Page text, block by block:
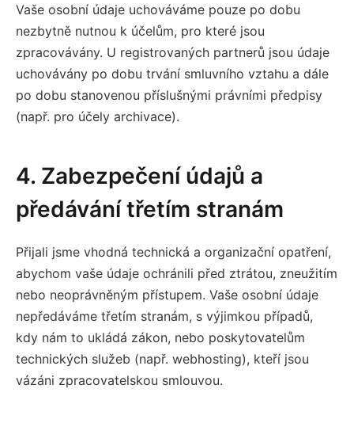
Vaše osobní údaje uchováváme pouze po dobu
nezbytně nutnou k účelům, pro které jsou
zpracovávány. U registrovaných partnerů jsou údaje
uchovávány po dobu trvání smluvního vztahu a dále
po dobu stanovenou příslušnými právními předpisy
(např. pro účely archivace).
4. Zabezpečení údajů a
předávání třetím stranám
Přijali jsme vhodná technická a organizační opatření,
abychom vaše údaje ochránili před ztrátou, zneužitím
nebo neoprávněným přístupem. Vaše osobní údaje
nepředáváme třetím stranám, s výjimkou případů,
kdy nám to ukládá zákon, nebo poskytovatelům
technických služeb (např. webhosting), kteří jsou
vázáni zpracovatelskou smlouvou.